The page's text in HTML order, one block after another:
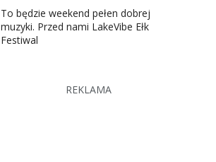
To będzie weekend pełen dobrej
muzyki. Przed nami LakeVibe Ełk
Festiwal
REKLAMA